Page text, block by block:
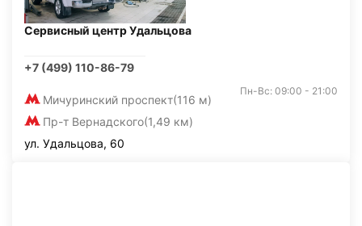
Сервисный центр Удальцова
+7 (499) 110-86-79
Мичуринский проспект(116 м)
Пр-т Вернадского(1,49 км)
Пн-Вс: 09:00 - 21:00
ул. Удальцова, 60